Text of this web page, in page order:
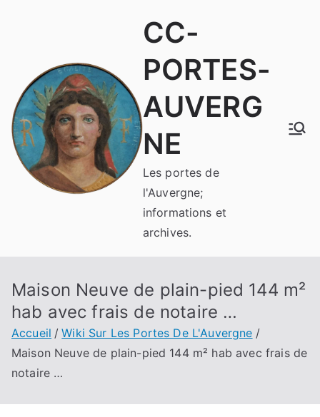
CC-
PORTES-
AUVERG
NE
Les portes de
l'Auvergne;
informations et
archives.
Maison Neuve de plain-pied 144 m²
hab avec frais de notaire …
Accueil
Wiki Sur Les Portes De L'Auvergne
Maison Neuve de plain-pied 144 m² hab avec frais de
notaire …